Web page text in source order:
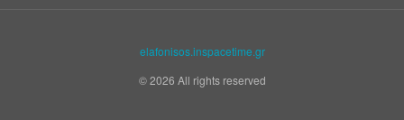
elafonisos.inspacetime.gr
© 2026 All rights reserved